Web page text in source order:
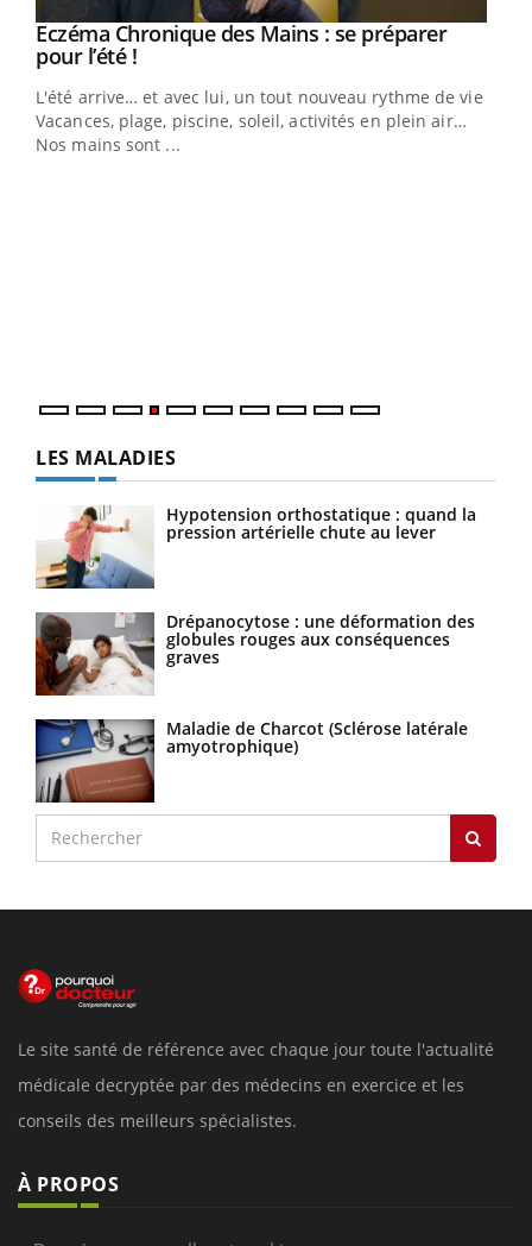
Youtube
Eczéma Chronique des Mains : se préparer
pour l’été !Youtube
L'été arrive… et avec lui, un tout nouveau rythme de vie !
Vacances, plage, piscine, soleil, activités en plein air…
Nos mains sont ...
LES MALADIES
Hypotension orthostatique : quand la
pression artérielle chute au lever
Drépanocytose : une déformation des
globules rouges aux conséquences
graves
Maladie de Charcot (Sclérose latérale
amyotrophique)
Le site santé de référence avec chaque jour toute l'actualité
médicale decryptée par des médecins en exercice et les
conseils des meilleurs spécialistes.
À PROPOS